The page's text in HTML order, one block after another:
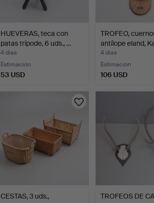
HUEVERAS, teca con
patas trípode, 6 uds., …
4 días
Estimación
53 USD
TROFEO,
antílope eland,
4 días
Estimación
106 USD
CESTAS, 3 uds.,
TROFEOS DE